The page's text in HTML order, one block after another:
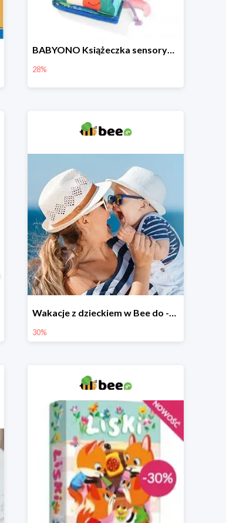
BABYONO Książeczka sensoryczna Go To The Ocean -28%
28%
Wakacje z dzieckiem w Bee do -30%
30%